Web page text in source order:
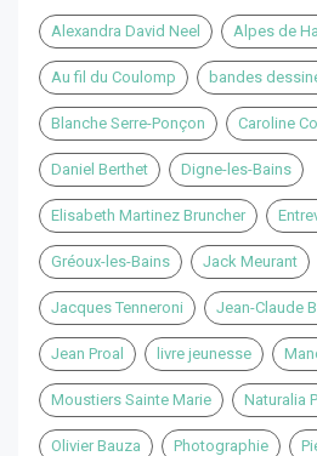
Alexandra David Neel Alpes de
Au fil du Coulomp bandes
Blanche Serre-Ponçon Caroline
Daniel Berthet Digne-les-Bains
Elisabeth Martinez Bruncher
Gréoux-les-Bains Jack Meurant
Jacques Tenneroni Jean-Claude
Jean Proal livre jeunesse
Moustiers Sainte Marie Naturalia
Olivier Bauza Photographie